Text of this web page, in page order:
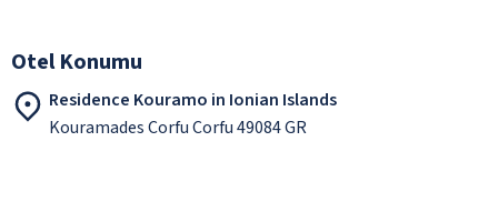
Otel Konumu
Residence Kouramo in Ionian Islands
Kouramades Corfu Corfu 49084 GR